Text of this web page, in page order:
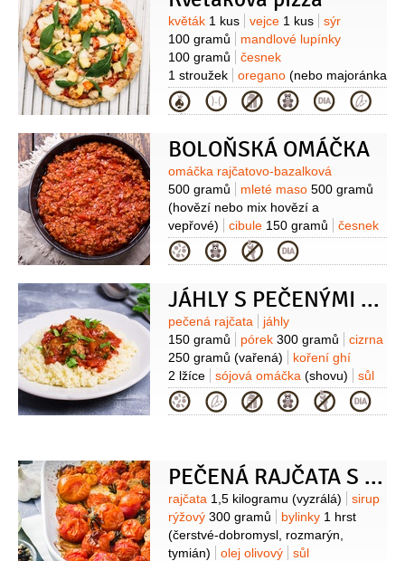
Suroviny
květák 1 kus vejce 1 kus
sýr
100 gramů
mandlové lupínky
100 gramů
česnek
1 stroužek
oregano (nebo majoránka
- lístky)
sůl 1 špetka Zelenina:
rajčata
paprika červená
paprika
zelená
cibule (fialová)
Kategorie
BOLOŇSKÁ OMÁČKA
Suroviny
omáčka rajčatovo-bazalková
500 gramů
mleté maso 500 gramů
(hovězí nebo mix hovězí a
vepřové)
cibule 150 gramů
česnek
(3-4 stroužky)
olej olivový
3 lžíce
sirup rýžový2 lžíce
sůl
saturejka, oregani nebo
sušené)
smetana (ovesná, lze
vynechat)
Kategorie
JÁHLY S PEČENÝMI RAJČATY
Suroviny
pečená rajčata
jáhly
150 gramů
pórek 300 gramů
cizrna
250 gramů (vařená)
koření ghí
2 lžíce
sójová omáčka (shovu) sůl
Kategorie
PEČENÁ RAJČATA S BYLINKAMI
Suroviny
rajčata 1,5 kilogramu (vyzrálá)
sirup
rýžový 300 gramů bylinky 1 hrst
(čerstvé-dobromysl, rozmarýn,
tymián)
olej olivový sůl